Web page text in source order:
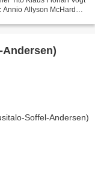
Allyson McHardy